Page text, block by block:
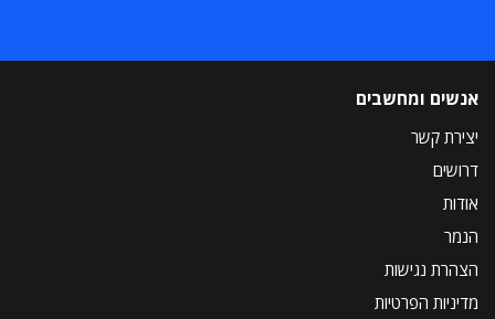
אנשים ומחשבים
יצירת קשר
דרושים
אודות
הנמר
הצהרת נגישות
מדיניות הפרטיות